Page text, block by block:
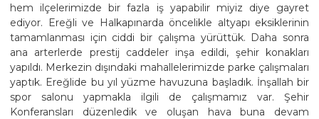
hem ilçelerimizde bir fazla iş yapabilir miyiz diye gayret
ediyor. Ereğli ve Halkapınarda öncelikle altyapı eksiklerinin
tamamlanması için ciddi bir çalışma yürüttük. Daha sonra
ana arterlerde prestij caddeler inşa edildi, şehir konakları
yapıldı. Merkezin dışındaki mahallelerimizde parke çalışmaları
yaptık. Ereğlide bu yıl yüzme havuzuna başladık. İnşallah bir
spor salonu yapmakla ilgili de çalışmamız var. Şehir
Konferansları düzenledik ve oluşan hava buna devam